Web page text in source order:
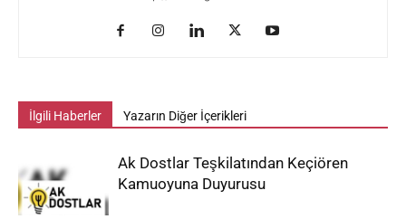
İlgili Haberler Yazarın Diğer İçerikleri
Ak Dostlar Teşkilatından Keçiören
Kamuoyuna Duyurusu